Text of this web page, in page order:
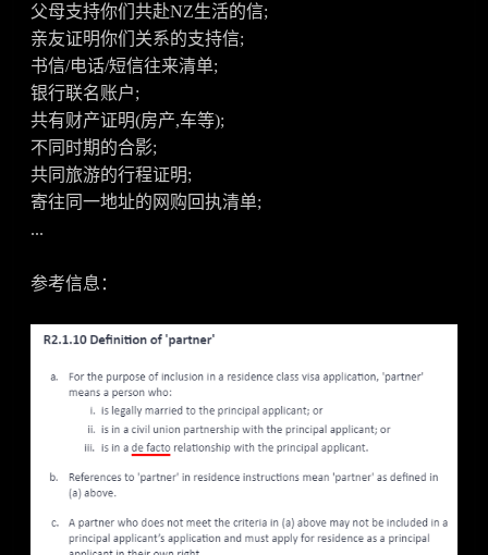
父母支持你们共赴NZ生活的信;
亲友证明你们关系的支持信;
书信/电话/短信往来清单;
银行联名账户;
共有财产证明(房产,车等);
不同时期的合影;
共同旅游的行程证明;
寄往同一地址的网购回执清单;
...
参考信息：